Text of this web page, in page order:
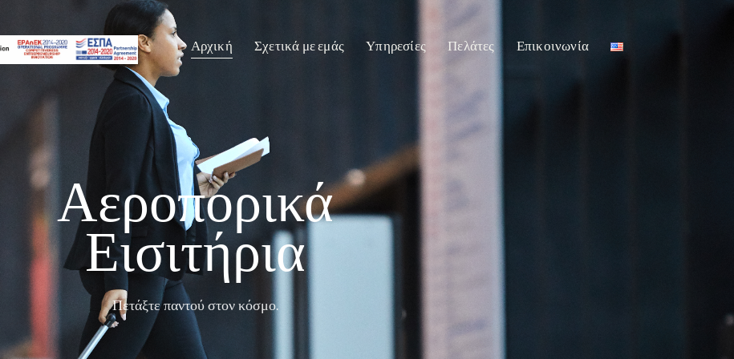
Αρχική Σχετικά με εμάς Υπηρεσίες Πελάτες Επικοινωνία
Αεροπορικά
Εισιτήρια
Πετάξτε παντού στον κόσμο.